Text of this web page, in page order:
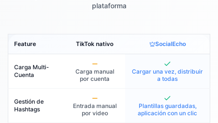
plataforma
Feature TikTok nativo SocialEcho
Carga Multi-
Cuenta
Carga manual
por cuenta
Cargar una vez, distribuir
a todas
Gestión de
Hashtags
Entrada manual
por video
Plantillas guardadas,
aplicación con un clic